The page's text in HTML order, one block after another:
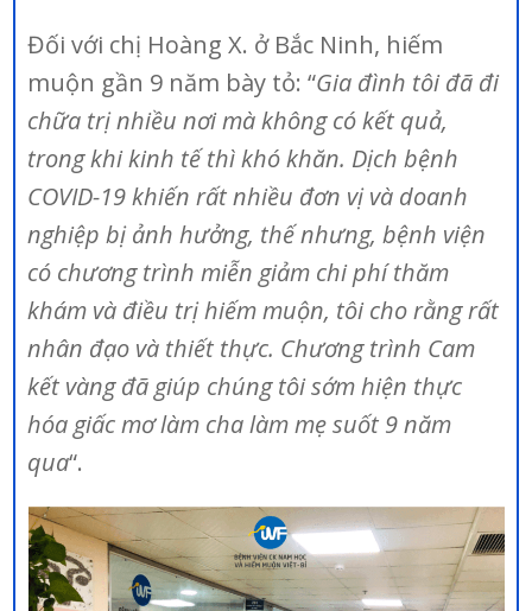
Đối với chị Hoàng X. ở Bắc Ninh, hiếm
muộn gần 9 năm bày tỏ: “Gia đình tôi đã đi
chữa trị nhiều nơi mà không có kết quả,
trong khi kinh tế thì khó khăn. Dịch bệnh
COVID-19 khiến rất nhiều đơn vị và doanh
nghiệp bị ảnh hưởng, thế nhưng, bệnh viện
có chương trình miễn giảm chi phí thăm
khám và điều trị hiếm muộn, tôi cho rằng rất
nhân đạo và thiết thực. Chương trình Cam
kết vàng đã giúp chúng tôi sớm hiện thực
hóa giấc mơ làm cha làm mẹ suốt 9 năm
qua“.